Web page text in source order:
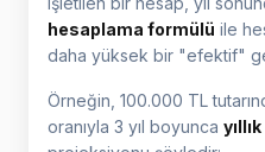
hesaplama formülü ile
daha yüksek bir "efektif"
Örneğin, 100.000 TL
oranıyla 3 yıl boyunca